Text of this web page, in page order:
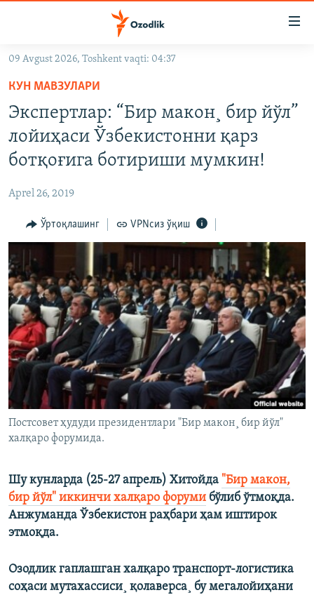
Асосий
навигацияга
ўтинг
Қидиришга
ўтинг
OZODARXIV
На русском
ИЖТИМОИЙ ТАРМОҚЛАР
Озодлик бошқа тилларда
09 Avgust 2026, Toshkent vaqti: 04:37
КУН МАВЗУЛАРИ
Экспертлар: “Бир макон¸ бир йўл”
лойиҳаси Ўзбекистонни қарз
ботқоғига ботириши мумкин!
Aprel 26, 2019
Ўртоқлашинг VPNсиз ўқиш
Постсовет ҳудуди президентлари "Бир макон¸ бир йўл"
халқаро форумида.
Шу кунларда (25-27 апрель) Хитойда "Бир макон,
бир йўл" иккинчи халқаро форуми бўлиб ўтмоқда.
Анжуманда Ўзбекистон раҳбари ҳам иштирок
этмоқда.
Озодлик гаплашган халқаро транспорт-логистика
соҳаси мутахассиси¸ қолаверса¸ бу мегалойиҳани